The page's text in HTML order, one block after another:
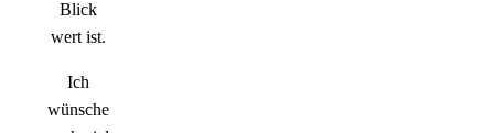
Blick
wert ist.
Ich
wünsche